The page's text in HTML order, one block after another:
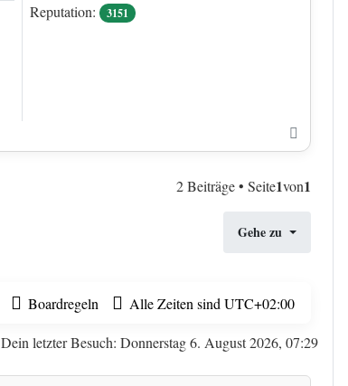
Reputation:
3151
2 Beiträge • Seite1von1
Gehe zu
Boardregeln Alle Zeiten sind UTC+02:00
Dein letzter Besuch: Donnerstag 6. August 2026, 07:29